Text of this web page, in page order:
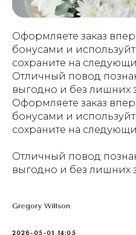
Оформляете заказ
бонусами и
сохраните на
Отличный повод
выгодно и без лишних
Оформляете заказ
бонусами и
сохраните на
Отличный повод
выгодно и без лишних
Gregory Willson
2026-05-01 14:05